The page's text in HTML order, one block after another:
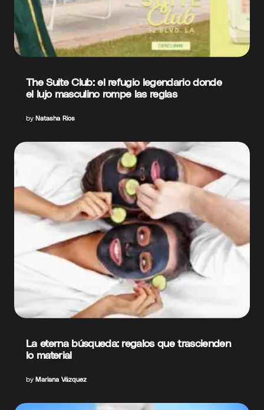
The Suite Club: el refugio legendario donde
el lujo masculino rompe las reglas
by Natasha Rios
La eterna búsqueda: regalos que trascienden
lo material
by Mariana Vázquez